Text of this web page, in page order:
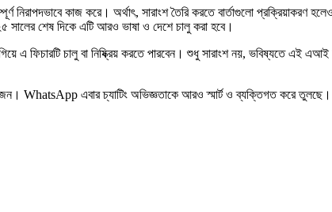
নিরাপদভাবে কাজ করে। অর্থাৎ, সারাংশ তৈরি করতে বার্তাগুলো প্রক্রিয়াকরণ
সালের শেষ দিকে এটি আরও ভাষা ও দেশে চালু করা হবে।
ফিচারটি চালু বা নিষ্ক্রিয় করতে পারবেন। শুধু সারাংশ নয়, ভবিষ্যতে এই এআই
WhatsApp এবার চ্যাটিং অভিজ্ঞতাকে আরও স্মার্ট ও ব্যক্তিগত করে তুলছে।